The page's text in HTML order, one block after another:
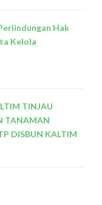
Hak
Kelola
TINJAU
TANAMAN
DISBUN KALTIM